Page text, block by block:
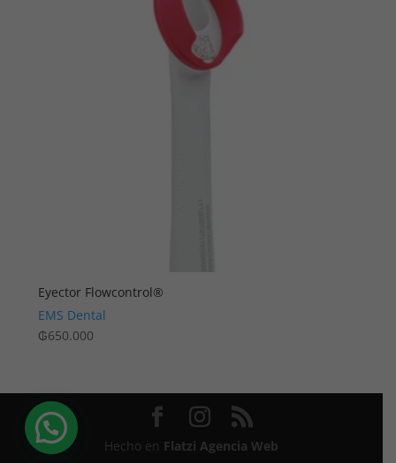
Eyector Flowcontrol®
EMS Dental
₲650.000
Hecho en Flatzi Agencia Web